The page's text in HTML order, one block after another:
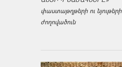
փաստաթղթերի ու նյութերի
ժողովածուն